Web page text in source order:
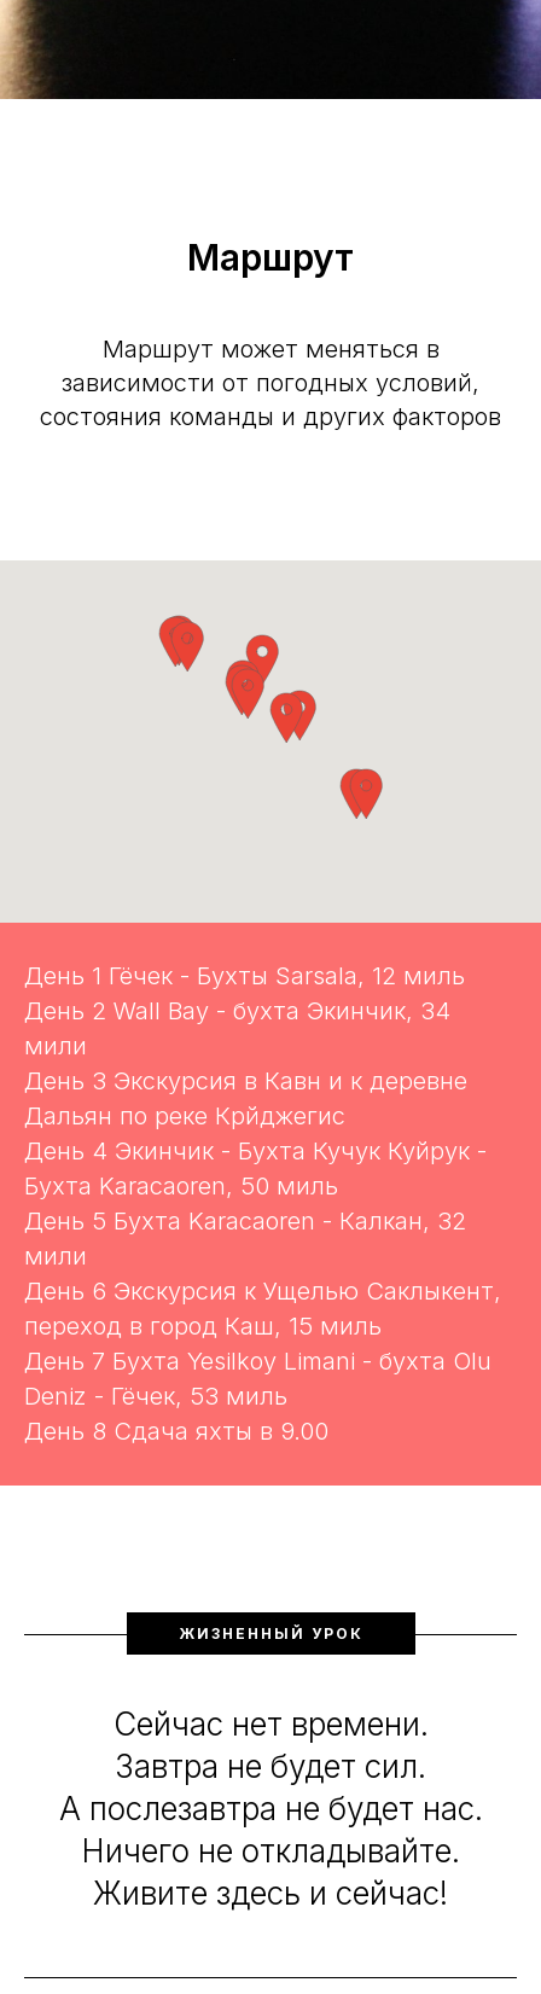
Маршрут
Маршрут может меняться в
зависимости от погодных условий,
состояния команды и других факторов
День 1 Гёчек - Бухты Sarsala, 12 миль
День 2 Wall Bay - бухта Экинчик, 34
мили
День 3 Экскурсия в Кавн и к деревне
Дальян по реке Крйджегис
День 4 Экинчик - Бухта Кучук Куйрук -
Бухта Karacaoren, 50 миль
День 5 Бухта Karacaoren - Калкан, 32
мили
День 6 Экскурсия к Ущелью Саклыкент,
переход в город Каш, 15 миль
День 7 Бухта Yesilkoy Limani - бухта Olu
Deniz - Гёчек, 53 миль
День 8 Сдача яхты в 9.00
ЖИЗНЕННЫЙ УРОК
Сейчас нет времени.
Завтра не будет сил.
А послезавтра не будет нас.
Ничего не откладывайте.
Живите здесь и сейчас!